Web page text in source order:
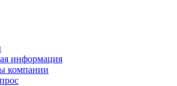
информация
компании